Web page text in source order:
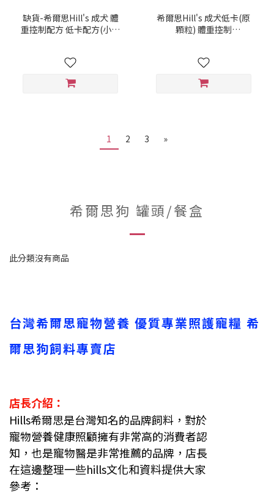
缺貨-希爾思Hill's 成犬 體
重控制配方 低卡配方(小顆
(603931)
希爾思Hill's 成犬低卡(原
顆粒) 體重控制
(603933)
1 2 3 »
希爾思狗 罐頭/餐盒
此分類沒有商品
台灣希爾思寵物營養 優質專業照護寵糧 希
爾思狗飼料專賣店
店長介紹：
Hills希爾思是台灣知名的品牌飼料，對於
寵物營養健康照顧擁有非常高的消費者認
知，也是寵物醫是非常推薦的品牌，店長
在這邊整理一些hills文化和資料提供大家
參考：